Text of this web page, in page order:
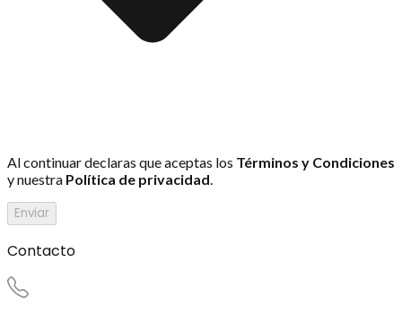
Al continuar declaras que aceptas los Términos y Condiciones
y nuestra Política de privacidad.
Enviar
Contacto